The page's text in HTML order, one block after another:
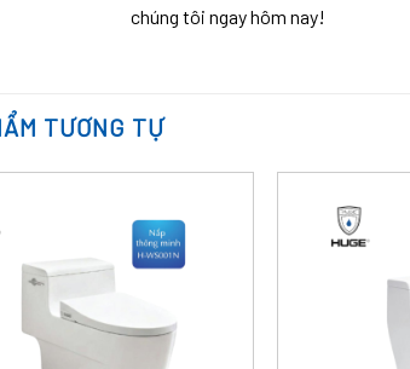
chúng tôi ngay hôm nay!
TƯƠNG TỰ